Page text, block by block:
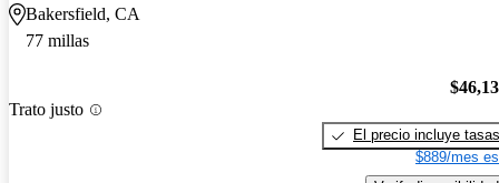
Bakersfield, CA
77 millas
Trato justo
El precio incluye tasas
$889/mes